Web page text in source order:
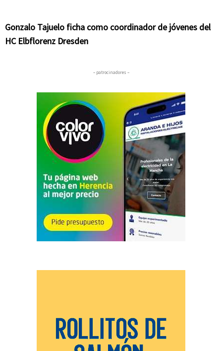
Gonzalo Tajuelo ficha como coordinador de jóvenes del
HC Elbflorenz Dresden
– patrocinadores –